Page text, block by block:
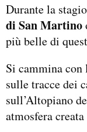
Durante la
di San Martino
più belle di
Si cammina
sulle tracce dei
sull’Altopiano
atmosfera